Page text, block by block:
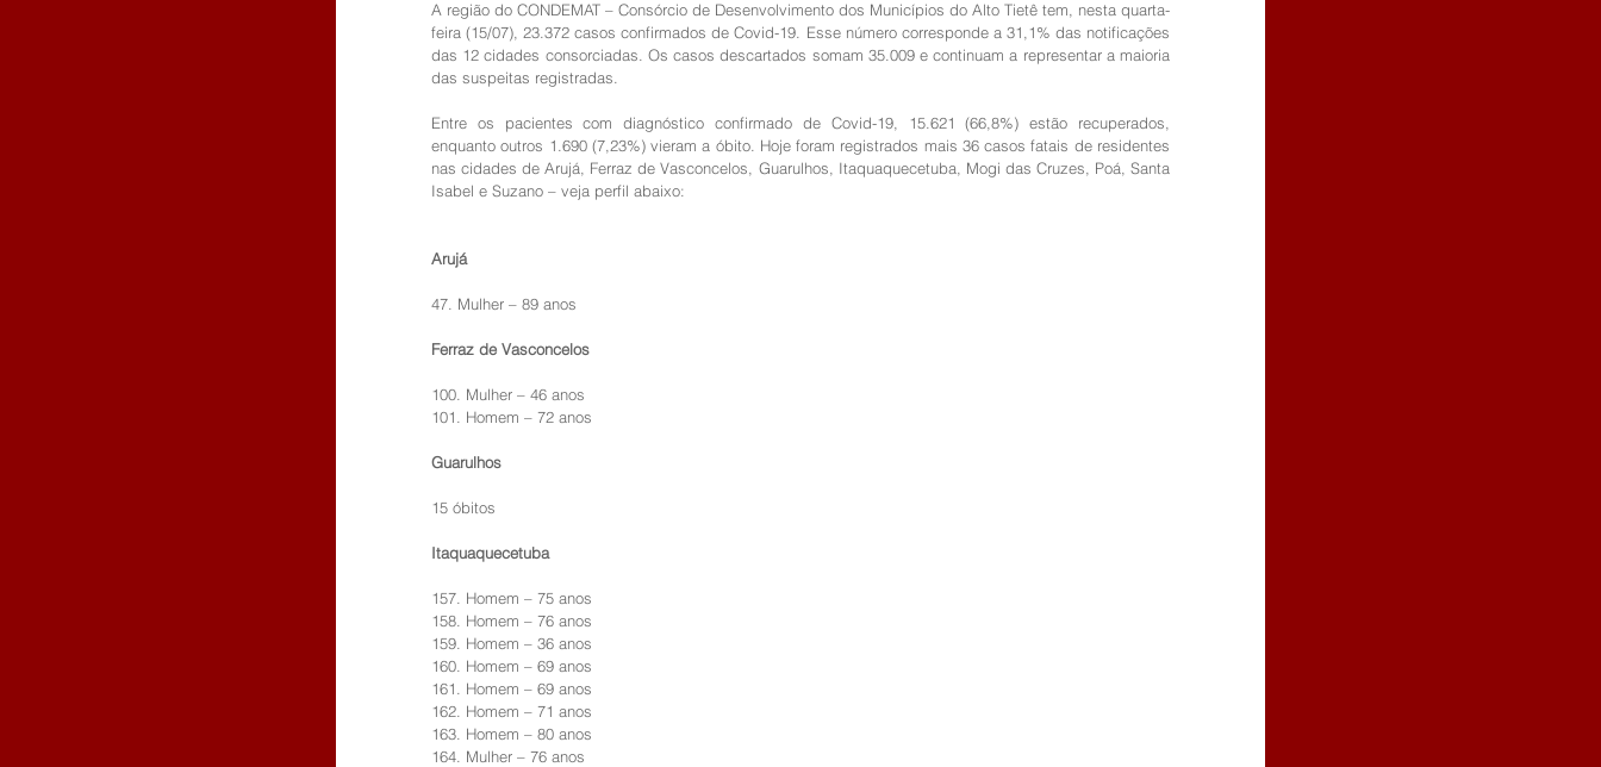
A região do CONDEMAT – Consórcio de Desenvolvimento dos Municípios do Alto Tietê tem, nesta quarta-
feira (15/07), 23.372 casos confirmados de Covid-19. Esse número corresponde a 31,1% das notificações
das 12 cidades consorciadas. Os casos descartados somam 35.009 e continuam a representar a maioria
das suspeitas registradas.
Entre os pacientes com diagnóstico confirmado de Covid-19, 15.621 (66,8%) estão recuperados,
enquanto outros 1.690 (7,23%) vieram a óbito. Hoje foram registrados mais 36 casos fatais de residentes
nas cidades de Arujá, Ferraz de Vasconcelos, Guarulhos, Itaquaquecetuba, Mogi das Cruzes, Poá, Santa
Isabel e Suzano – veja perfil abaixo:
Arujá
47. Mulher – 89 anos
Ferraz de Vasconcelos
100. Mulher – 46 anos
101. Homem – 72 anos
Guarulhos
15 óbitos
Itaquaquecetuba
157. Homem – 75 anos
158. Homem – 76 anos
159. Homem – 36 anos
160. Homem – 69 anos
161. Homem – 69 anos
162. Homem – 71 anos
163. Homem – 80 anos
164. Mulher – 76 anos